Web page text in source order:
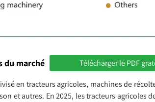
du marché Télécharger le PDF
en tracteurs agricoles, machines de
et autres. En 2025, les tracteurs agricoles